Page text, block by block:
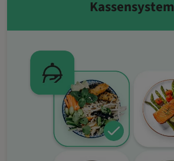
Kassensystem